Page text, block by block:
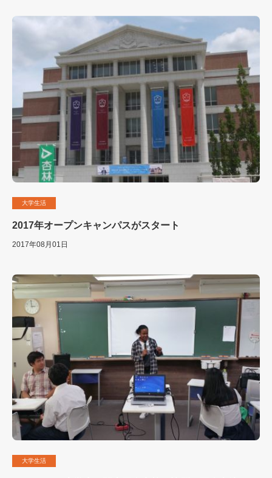
大学生活
2017年オープンキャンパスがスタート
2017年08月01日
大学生活